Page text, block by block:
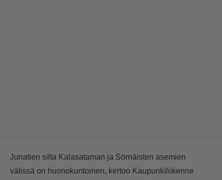
Junatien silta Kalasataman ja Sörnäisten asemien
välissä on huonokuntoinen, kertoo Kaupunkiliikenne